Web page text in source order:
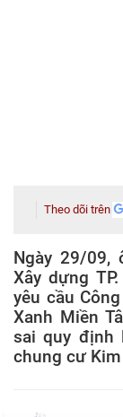
Theo dõi trên
Ngày 29/09,
Xây dựng
yêu cầu
Xanh Miền
sai quy định
chung cư Kim